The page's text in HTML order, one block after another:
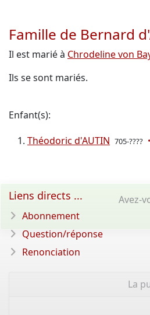
Famille de Bernard
Il est marié à Chrodeline von
Ils se sont mariés.
Enfant(s):
Théodoric d'AUTIN 705-????
Avez-
La
Liens directs ...
Abonnement
Question/réponse
Renonciation